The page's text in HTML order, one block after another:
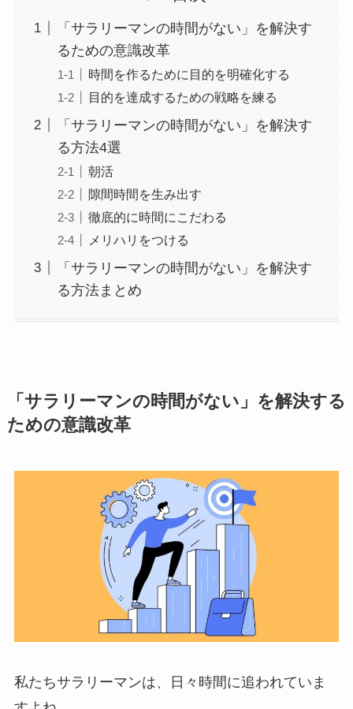
「サラリーマンの時間がない」を解決す
るための意識改革
時間を作るために目的を明確化する
目的を達成するための戦略を練る
「サラリーマンの時間がない」を解決す
る方法4選
朝活
隙間時間を生み出す
徹底的に時間にこだわる
メリハリをつける
「サラリーマンの時間がない」を解決す
る方法まとめ
「サラリーマンの時間がない」を解決する
ための意識改革
私たちサラリーマンは、日々時間に追われていま